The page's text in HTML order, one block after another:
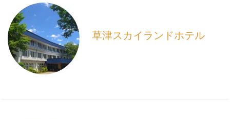
o
o
k
草津スカイランドホテル